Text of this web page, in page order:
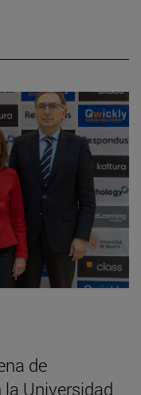
de
Universidad